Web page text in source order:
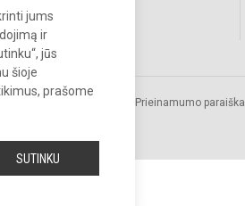
jums
ir
jūs
šioje
prašome
SUTINKU
Prieinamumo paraiška